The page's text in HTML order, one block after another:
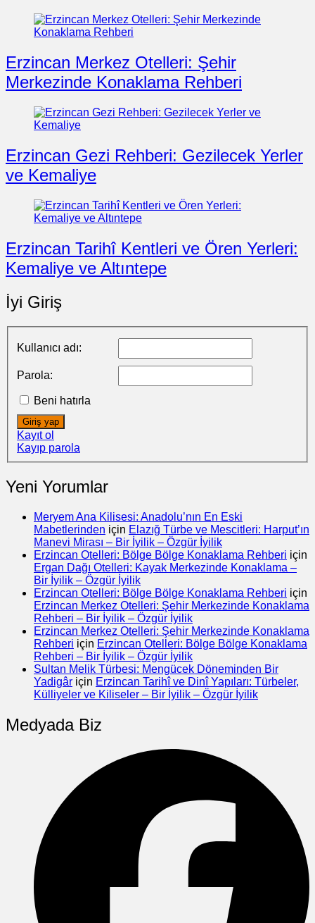
Erzincan Merkez Otelleri: Şehir
Merkezinde Konaklama Rehberi
Erzincan Gezi Rehberi: Gezilecek Yerler
ve Kemaliye
Erzincan Tarihî Kentleri ve Ören Yerleri:
Kemaliye ve Altıntepe
İyi Giriş
Kullanıcı adı:
Parola:
Beni hatırla
Giriş yap
Kayıt ol
Kayıp parola
Yeni Yorumlar
Meryem Ana Kilisesi: Anadolu’nın En Eski
Mabetlerinden için Elazığ Türbe ve Mescitleri: Harput’ın
Manevi Mirası – Bir İyilik – Özgür İyilik
Erzincan Otelleri: Bölge Bölge Konaklama Rehberi için
Ergan Dağı Otelleri: Kayak Merkezinde Konaklama –
Bir İyilik – Özgür İyilik
Erzincan Otelleri: Bölge Bölge Konaklama Rehberi için
Erzincan Merkez Otelleri: Şehir Merkezinde Konaklama
Rehberi – Bir İyilik – Özgür İyilik
Erzincan Merkez Otelleri: Şehir Merkezinde Konaklama
Rehberi için Erzincan Otelleri: Bölge Bölge Konaklama
Rehberi – Bir İyilik – Özgür İyilik
Sultan Melik Türbesi: Mengücek Döneminden Bir
Yadigâr için Erzincan Tarihî ve Dinî Yapıları: Türbeler,
Külliyeler ve Kiliseler – Bir İyilik – Özgür İyilik
Medyada Biz